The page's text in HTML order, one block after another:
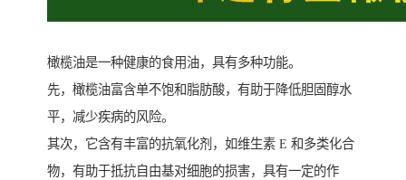
橄榄油是一种健康的食用油，具有多种功能。
先，橄榄油富含单不饱和脂肪酸，有助于降低胆固醇水
平，减少疾病的风险。
其次，它含有丰富的抗氧化剂，如维生素 E 和多类化合
物，有助于抵抗自由基对细胞的损害，具有一定的作